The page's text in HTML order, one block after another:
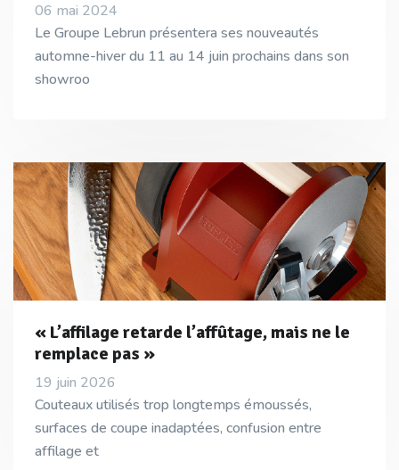
06 mai 2024
Le Groupe Lebrun présentera ses nouveautés
automne-hiver du 11 au 14 juin prochains dans son
showroo
« L’affilage retarde l’affûtage, mais ne le
remplace pas »
19 juin 2026
Couteaux utilisés trop longtemps émoussés,
surfaces de coupe inadaptées, confusion entre
affilage et